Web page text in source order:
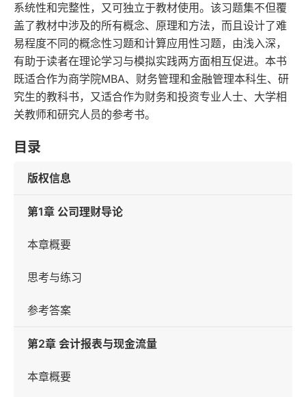
系统性和完整性，又可独立于教材使用。该习题集不但覆
盖了教材中涉及的所有概念、原理和方法，而且设计了难
易程度不同的概念性习题和计算应用性习题，由浅入深，
有助于读者在理论学习与模拟实践两方面相互促进。本书
既适合作为商学院MBA、财务管理和金融管理本科生、研
究生的教科书，又适合作为财务和投资专业人士、大学相
关教师和研究人员的参考书。
目录
版权信息
第1章 公司理财导论
本章概要
思考与练习
参考答案
第2章 会计报表与现金流量
本章概要